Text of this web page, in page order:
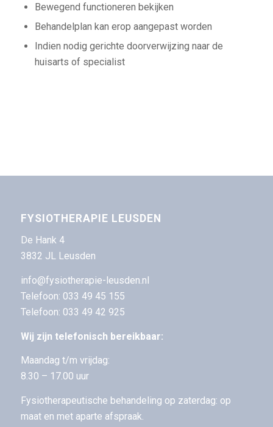
Bewegend functioneren bekijken
Behandelplan kan erop aangepast worden
Indien nodig gerichte doorverwijzing naar de
huisarts of specialist
FYSIOTHERAPIE LEUSDEN
De Hank 4
3832 JL Leusden
info@fysiotherapie-leusden.nl
Telefoon: 033 49 45 155
Telefoon: 033 49 42 925
Wij zijn telefonisch bereikbaar:
Maandag t/m vrijdag:
8.30 – 17.00 uur
Fysiotherapeutische behandeling op zaterdag: op
maat en met aparte afspraak.